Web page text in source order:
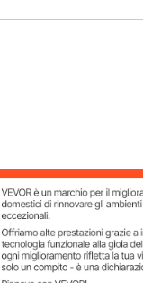
W
L/min